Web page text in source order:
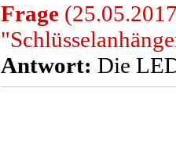
Frage
Antwort: Die